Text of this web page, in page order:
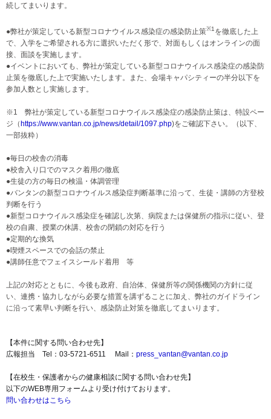
続してまいります。
●弊社が策定している新型コロナウイルス感染症の感染防止策※1 を徹底した上
で、入学をご希望される方に選択いただく形で、対面もしくはオンラインの面
接、面談を実施します。
●イベントにおいても、弊社が策定している新型コロナウイルス感染症の感染防
止策を徹底した上で実施いたします。また、会場キャパシティーの半分以下を
参加人数とし実施します。
※1 弊社が策定している新型コロナウイルス感染症の感染防止策は、特設ペー
ジ（https://www.vantan.co.jp/news/detail/1097.php)をご確認下さい。（以下、
一部抜粋）
●毎日の校舎の消毒
●校舎入り口でのマスク着用の徹底
●生徒の方の毎日の検温・体調管理
●バンタンの新型コロナウイルス感染症判断基準に沿って、生徒・講師の方登校
判断を行う
●新型コロナウイルス感染症を確認し次第、病院または保健所の指示に従い、登
校の自粛、授業の休講、校舎の閉鎖の対応を行う
●定期的な換気
●喫煙スペースでの会話の禁止
●講師任意でフェイスシールド着用 等
上記の対応とともに、今後も政府、自治体、保健所等の関係機関の方針に従
い、連携・協力しながら必要な措置を講ずることに加え、弊社のガイドライン
に沿って素早い判断を行い、感染防止対策を徹底してまいります。
【本件に関する問い合わせ先】
広報担当 Tel：03-5721-6511 Mail： press_vantan@vantan.co.jp
【在校生・保護者からの健康相談に関する問い合わせ先】
以下のWEB専用フォームより受け付けております。
問い合わせはこちら